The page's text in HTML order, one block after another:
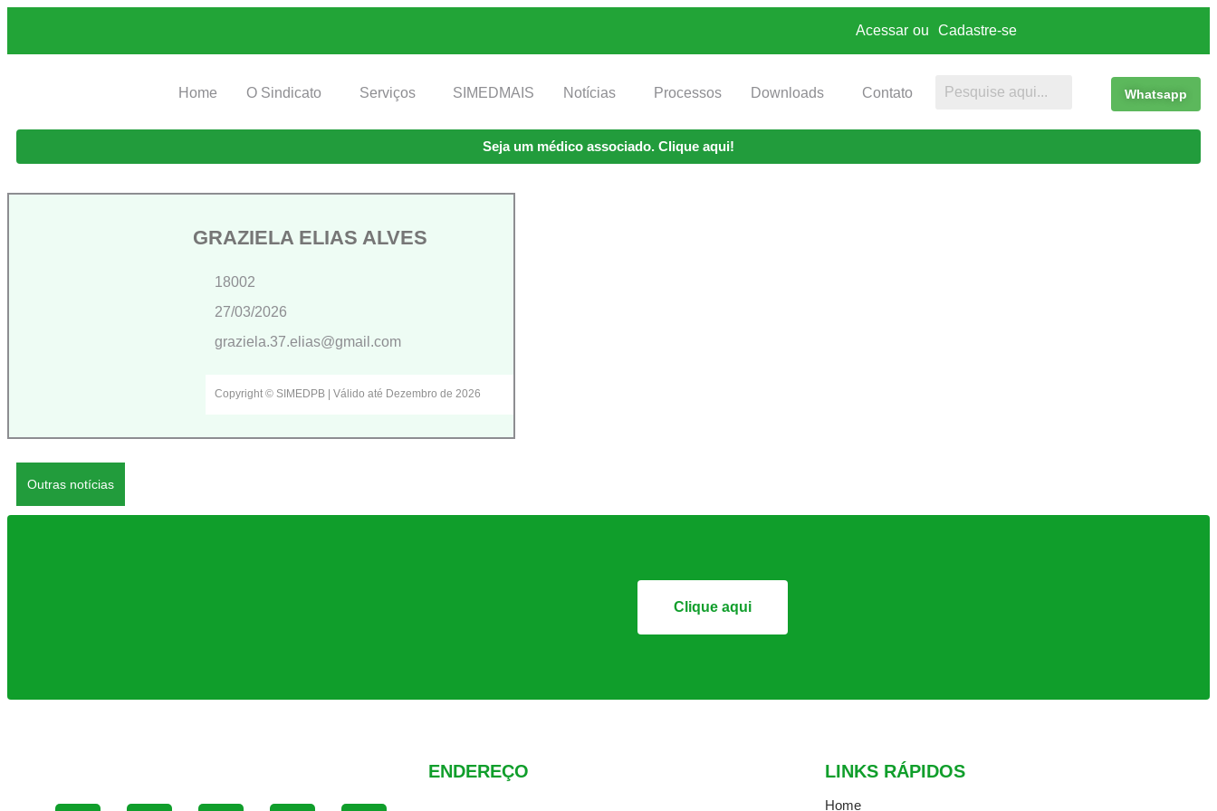
Acessar ou Cadastre-se
Home O Sindicato Serviços SIMEDMAIS Notícias Processos Downloads Contato Whatsapp
Seja um médico associado. Clique aqui!
GRAZIELA ELIAS ALVES
18002
27/03/2026
graziela.37.elias@gmail.com
Copyright © SIMEDPB | Válido até Dezembro de 2026
Outras notícias
Clique aqui
ENDEREÇO LINKS RÁPIDOS
Home